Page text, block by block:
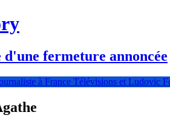
fermeture annoncée
à France Télévisions et Ludovic